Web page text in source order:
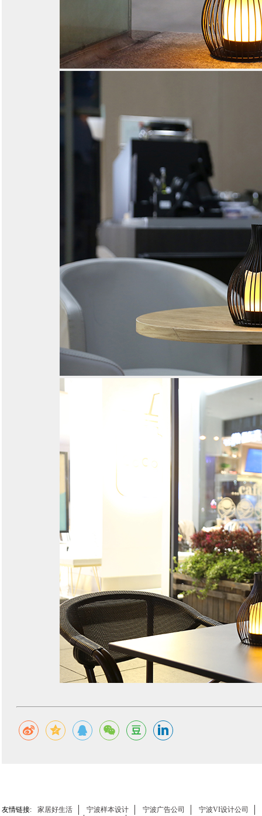
友情链接: 家居好生活 宁波样本设计 宁波广告公司
宁波VI设计公司